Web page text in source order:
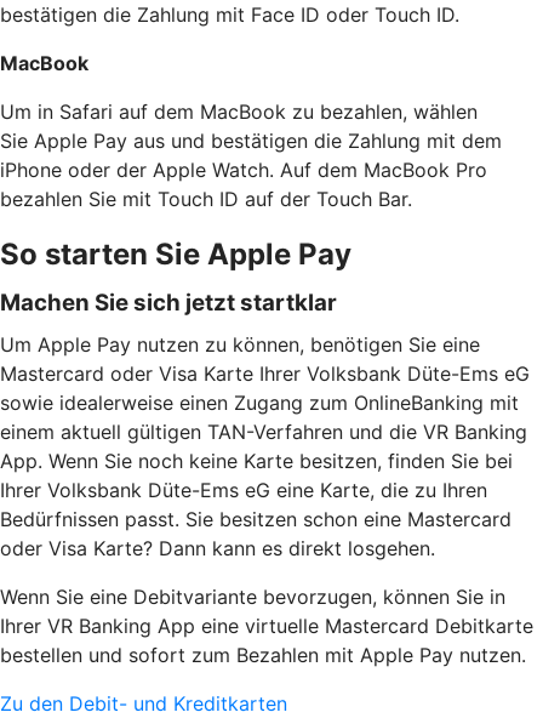
bestätigen die Zahlung mit Face ID oder Touch ID.
MacBook
Um in Safari auf dem MacBook zu bezahlen, wählen
Sie Apple Pay aus und bestätigen die Zahlung mit dem
iPhone oder der Apple Watch. Auf dem MacBook Pro
bezahlen Sie mit Touch ID auf der Touch Bar.
So starten Sie Apple Pay
Machen Sie sich jetzt startklar
Um Apple Pay nutzen zu können, benötigen Sie eine
Mastercard oder Visa Karte Ihrer Volksbank Düte-Ems eG
sowie idealerweise einen Zugang zum OnlineBanking mit
einem aktuell gültigen TAN-Verfahren und die VR Banking
App. Wenn Sie noch keine Karte besitzen, finden Sie bei
Ihrer Volksbank Düte-Ems eG eine Karte, die zu Ihren
Bedürfnissen passt. Sie besitzen schon eine Mastercard
oder Visa Karte? Dann kann es direkt losgehen.
Wenn Sie eine Debitvariante bevorzugen, können Sie in
Ihrer VR Banking App eine virtuelle Mastercard Debitkarte
bestellen und sofort zum Bezahlen mit Apple Pay nutzen.
Zu den Debit- und Kreditkarten